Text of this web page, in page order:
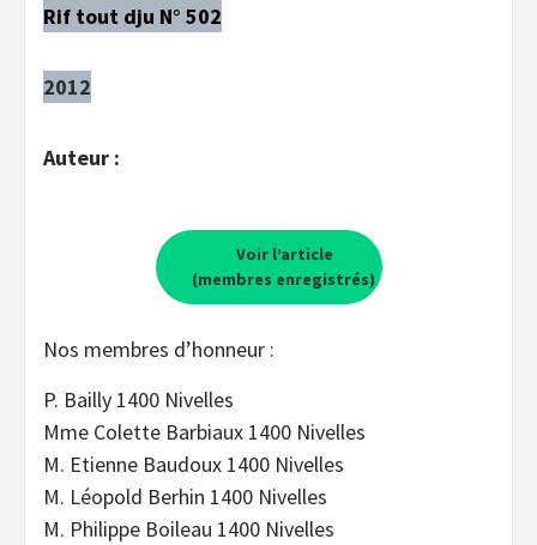
Rif tout dju N° 502
2012
Auteur :
Voir l’article
(membres enregistrés)
Nos membres d’honneur :
P. Bailly 1400 Nivelles
Mme Colette Barbiaux 1400 Nivelles
M. Etienne Baudoux 1400 Nivelles
M. Léopold Berhin 1400 Nivelles
M. Philippe Boileau 1400 Nivelles